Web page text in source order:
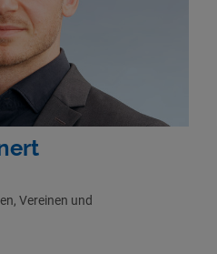
Vereinen und